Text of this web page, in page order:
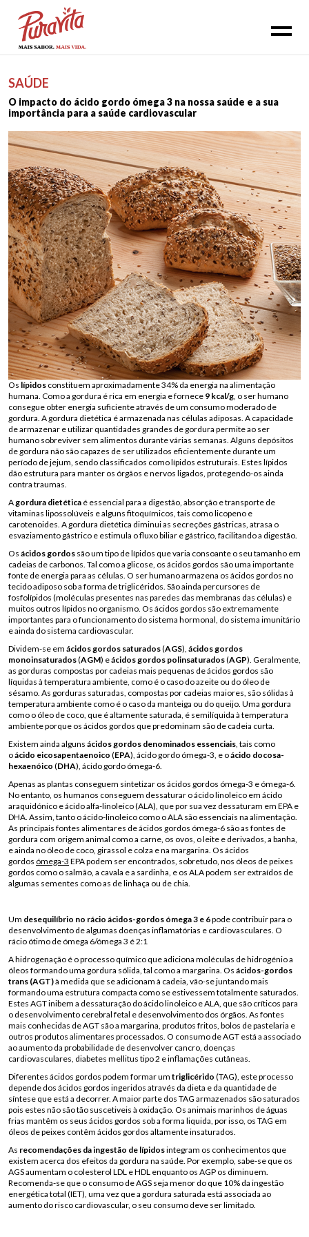
SAÚDE
O impacto do ácido gordo ómega 3 na nossa saúde e a sua
importância para a saúde cardiovascular
Os lípidos constituem aproximadamente 34% da energia na alimentação
humana. Como a gordura é rica em energia e fornece 9 kcal/g, o ser humano
consegue obter energia suficiente através de um consumo moderado de
gordura. A gordura dietética é armazenada nas células adiposas. A capacidade
de armazenar e utilizar quantidades grandes de gordura permite ao ser
humano sobreviver sem alimentos durante várias semanas. Alguns depósitos
de gordura não são capazes de ser utilizados eficientemente durante um
período de jejum, sendo classificados como lípidos estruturais. Estes lípidos
dão estrutura para manter os órgãos e nervos ligados, protegendo-os ainda
contra traumas.
Agordura dietética é essencial para a digestão, absorção e transporte de
vitaminas lipossolúveis e alguns fitoquímicos, tais como licopeno e
carotenoides. A gordura dietética diminui as secreções gástricas, atrasa o
esvaziamento gástrico e estimula o fluxo biliar e gástrico, facilitando a digestão.
Os ácidos gordos são um tipo de lípidos que varia consoante o seu tamanho em
cadeias de carbonos. Tal como a glicose, os ácidos gordos são uma importante
fonte de energia para as células. O ser humano armazena os ácidos gordos no
tecido adiposo sob a forma de triglicéridos. São ainda percursores de
fosfolípidos (moléculas presentes nas paredes das membranas das células) e
muitos outros lípidos no organismo. Os ácidos gordos são extremamente
importantes para o funcionamento do sistema hormonal, do sistema imunitário
e ainda do sistema cardiovascular.
Dividem-se em ácidos gordos saturados(AGS), ácidos gordos
monoinsaturados(AGM) eácidos gordos polinsaturados(AGP). Geralmente,
as gorduras compostas por cadeias mais pequenas de ácidos gordos são
líquidas à temperatura ambiente, como é o caso do azeite ou do óleo de
sésamo. As gorduras saturadas, compostas por cadeias maiores, são sólidas à
temperatura ambiente como é o caso da manteiga ou do queijo. Uma gordura
como o óleo de coco, que é altamente saturada, é semilíquida à temperatura
ambiente porque os ácidos gordos que predominam são de cadeia curta.
Existem ainda alguns ácidos gordos denominados essenciais, tais como
oácido eicosapentaenoico (EPA), ácido gordo ómega-3, e oácido docosa-
hexaenóico (DHA), ácido gordo ómega-6.
Apenas as plantas conseguem sintetizar os ácidos gordos ómega-3 e ómega-6.
No entanto, os humanos conseguem dessaturar o ácido linoleico em ácido
araquidónico e ácido alfa-linoleico (ALA), que por sua vez dessaturam em EPA e
DHA. Assim, tanto o ácido-linoleico como o ALA são essenciais na alimentação.
As principais fontes alimentares de ácidos gordos ómega-6 são as fontes de
gordura com origem animal como a carne, os ovos, o leite e derivados, a banha,
e ainda no óleo de coco, girassol e colza e na margarina. Os ácidos
gordos ómega-3 EPA podem ser encontrados, sobretudo, nos óleos de peixes
gordos como o salmão, a cavala e a sardinha, e os ALA podem ser extraídos de
algumas sementes como as de linhaça ou de chia.
Um desequilíbrio no rácio ácidos-gordos ómega 3 e 6pode contribuir para o
desenvolvimento de algumas doenças inflamatórias e cardiovasculares. O
rácio ótimo de ómega 6/ómega 3 é 2:1
A hidrogenação é o processo químico que adiciona moléculas de hidrogénio a
óleos formando uma gordura sólida, tal como a margarina. Os ácidos-gordos
trans (AGT)à medida que se adicionam à cadeia, vão-se juntando mais
formando uma estrutura compacta como se estivessem totalmente saturados.
Estes AGT inibem a dessaturação do ácido linoleico e ALA, que são críticos para
o desenvolvimento cerebral fetal e desenvolvimento dos órgãos. As fontes
mais conhecidas de AGT são a margarina, produtos fritos, bolos de pastelaria e
outros produtos alimentares processados. O consumo de AGT está a associado
ao aumento da probabilidade de desenvolver cancro, doenças
cardiovasculares, diabetes mellitus tipo 2 e inflamações cutâneas.
Diferentes ácidos gordos podem formar um triglicérido (TAG), este processo
depende dos ácidos gordos ingeridos através da dieta e da quantidade de
síntese que está a decorrer. A maior parte dos TAG armazenados são saturados
pois estes não são tão suscetiveis à oxidação. Os animais marinhos de águas
frias mantêm os seus ácidos gordos sob a forma liquida, por isso, os TAG em
óleos de peixes contêm ácidos gordos altamente insaturados.
As recomendações da ingestão de lípidosintegram os conhecimentos que
existem acerca dos efeitos da gordura na saúde. Por exemplo, sabe-se que os
AGS aumentam o colesterol LDL e HDL enquanto os AGP os diminuem.
Recomenda-se que o consumo de AGS seja menor do que 10% da ingestão
energética total (IET), uma vez que a gordura saturada está associada ao
aumento do risco cardiovascular, o seu consumo deve ser limitado.